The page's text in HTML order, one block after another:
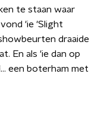
te staan waar
'ie 'Slight
draaide
En als 'ie dan op
een boterham met